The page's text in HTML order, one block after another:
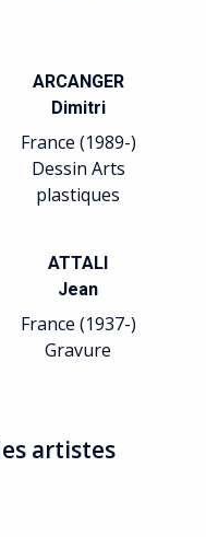
ARCANGER
Dimitri
France (1989-)
Dessin Arts
plastiques
ATTALI
Jean
France (1937-)
Gravure
artistes